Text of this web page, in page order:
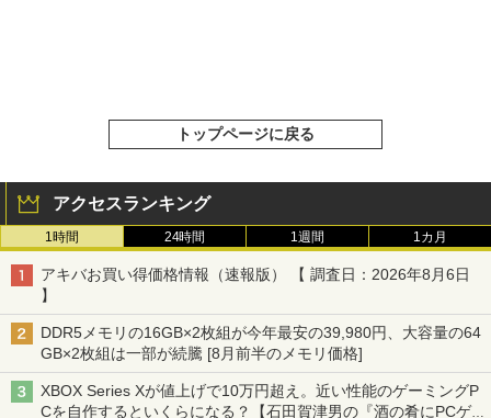
トップページに戻る
アクセスランキング
1時間 24時間 1週間 1カ月
アキバお買い得価格情報（速報版） 【 調査日：2026年8月6日
】
DDR5メモリの16GB×2枚組が今年最安の39,980円、大容量の64
GB×2枚組は一部が続騰 [8月前半のメモリ価格]
XBOX Series Xが値上げで10万円超え。近い性能のゲーミングP
Cを自作するといくらになる？【石田賀津男の『酒の肴にPCゲ